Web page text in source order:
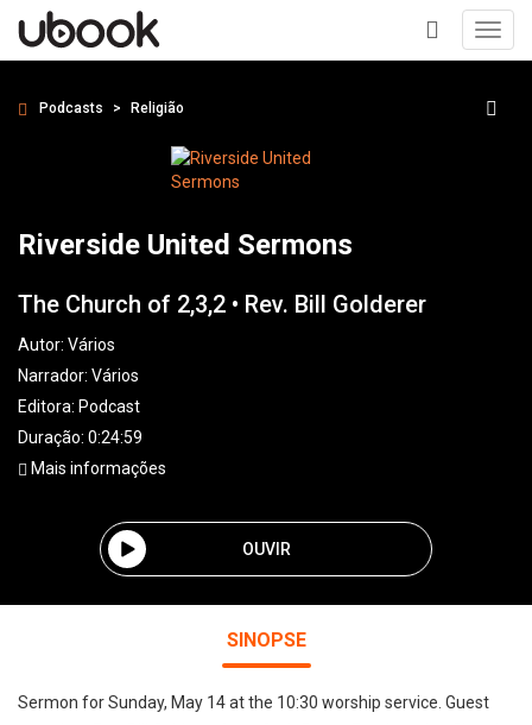
+
Podcasts Religião
Riverside United Sermons
The Church of 2,3,2 • Rev. Bill Golderer
Autor: Vários
Narrador: Vários
Editora: Podcast
Duração: 0:24:59
Mais informações
OUVIR
SINOPSE
Sermon for Sunday, May 14 at the 10:30 worship service. Guest